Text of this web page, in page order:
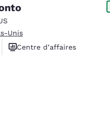
España
Unis
Centre d’affaires